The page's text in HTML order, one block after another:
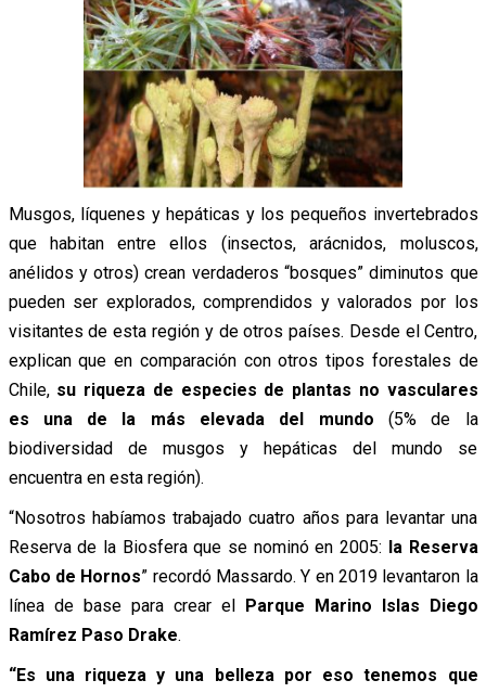
Musgos, líquenes y hepáticas y los pequeños invertebrados
que habitan entre ellos (insectos, arácnidos, moluscos,
anélidos y otros) crean verdaderos “bosques” diminutos que
pueden ser explorados, comprendidos y valorados por los
visitantes de esta región y de otros países. Desde el Centro,
explican que en comparación con otros tipos forestales de
Chile, su riqueza de especies de plantas no vasculares
es una de la más elevada del mundo (5% de la
biodiversidad de musgos y hepáticas del mundo se
encuentra en esta región).
“Nosotros habíamos trabajado cuatro años para levantar una
Reserva de la Biosfera que se nominó en 2005:
la Reserva
Cabo de Hornos” recordó Massardo. Y en 2019 levantaron la
línea de base para crear el
Parque Marino Islas Diego
Ramírez Paso Drake.
“Es una riqueza y una belleza por eso tenemos que